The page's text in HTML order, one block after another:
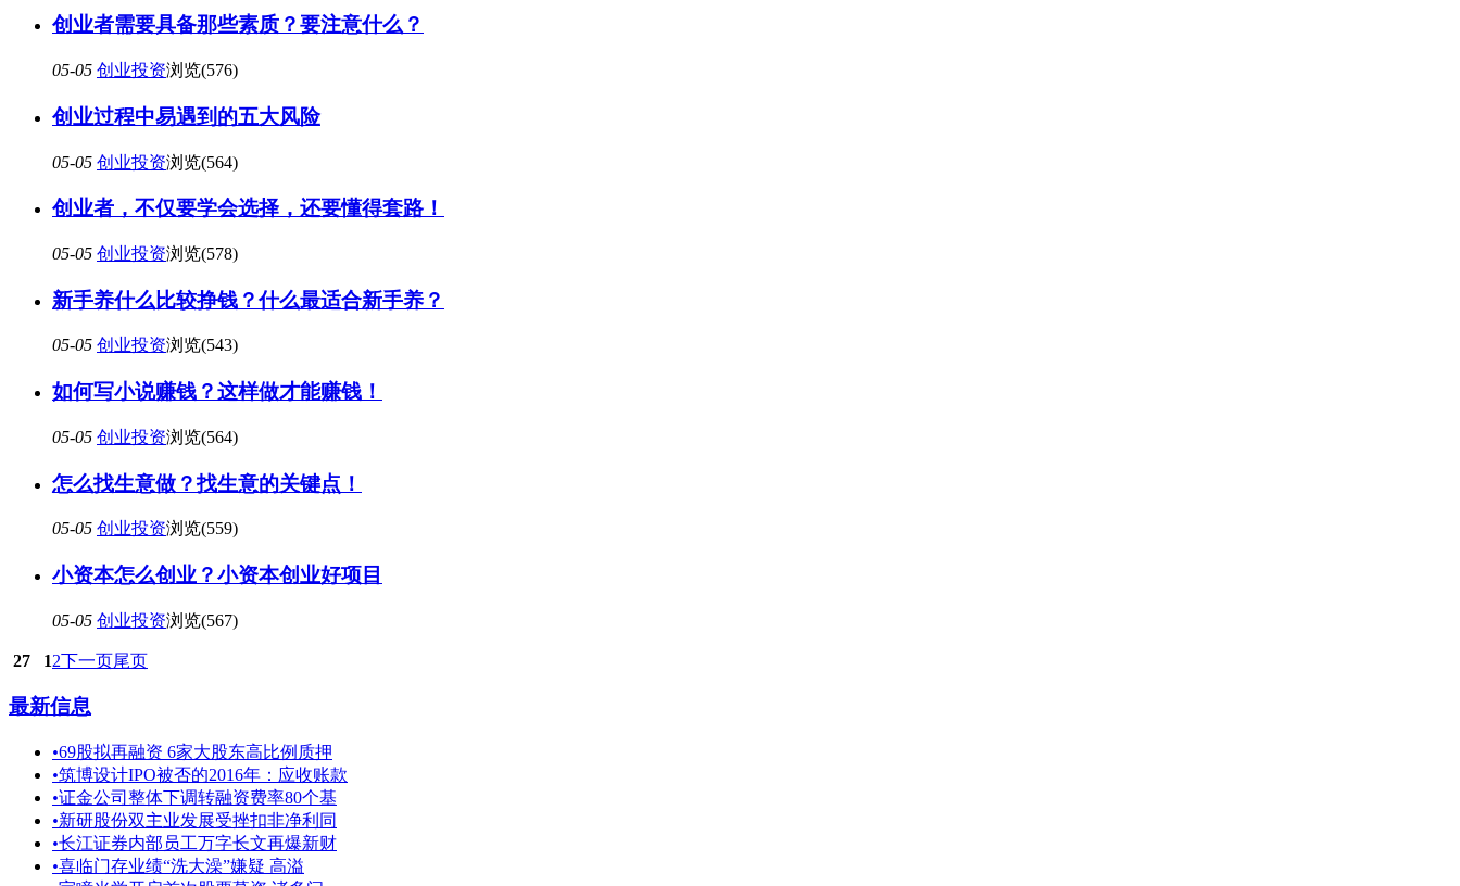
创业者需要具备那些素质？要注意什么？
05-05 创业投资浏览(576)
创业过程中易遇到的五大风险
05-05 创业投资浏览(564)
创业者，不仅要学会选择，还要懂得套路！
05-05 创业投资浏览(578)
新手养什么比较挣钱？什么最适合新手养？
05-05 创业投资浏览(543)
如何写小说赚钱？这样做才能赚钱！
05-05 创业投资浏览(564)
怎么找生意做？找生意的关键点！
05-05 创业投资浏览(559)
小资本怎么创业？小资本创业好项目
05-05 创业投资浏览(567)
27 12下一页尾页
最新信息
•69股拟再融资 6家大股东高比例质押
•筑博设计IPO被否的2016年：应收账款
•证金公司整体下调转融资费率80个基
•新研股份双主业发展受挫扣非净利同
•长江证券内部员工万字长文再爆新财
•喜临门存业绩“洗大澡”嫌疑 高溢